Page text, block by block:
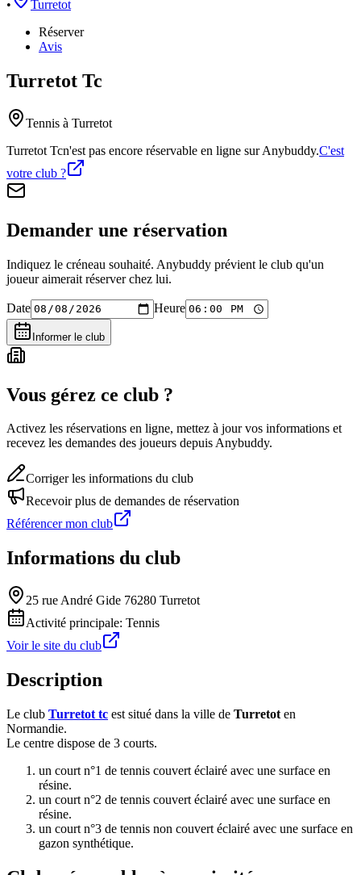
•
Turretot
Réserver
Avis
Turretot Tc
Tennis à Turretot
Turretot Tcn'est pas encore réservable en ligne sur Anybuddy.C'est
votre club ?
Demander une réservation
Indiquez le créneau souhaité. Anybuddy prévient le club qu'un
joueur aimerait réserver chez lui.
Date Heure
Informer le club
Vous gérez ce club ?
Activez les réservations en ligne, mettez à jour vos informations et
recevez les demandes des joueurs depuis Anybuddy.
Corriger les informations du club
Recevoir plus de demandes de réservation
Référencer mon club
Informations du club
25 rue André Gide 76280 Turretot
Activité principale: Tennis
Voir le site du club
Description
Le club Turretot tc est situé dans la ville de Turretot en
Normandie.
Le centre dispose de 3 courts.
un court n°1 de tennis couvert éclairé avec une surface en
résine.
un court n°2 de tennis couvert éclairé avec une surface en
résine.
un court n°3 de tennis non couvert éclairé avec une surface en
gazon synthétique.